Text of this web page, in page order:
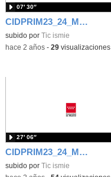
CIDPRIM23_24_M2_4.3. Ángel Soria_Respuesta ante el conflicto
subido por Tic ismie
07′ 30″
-hace 2 años- 29visualizaciones
CIDPRIM23_24_M2_3.3. Isabel Torija_Acoso I
subido por Tic ismie
27′ 06″